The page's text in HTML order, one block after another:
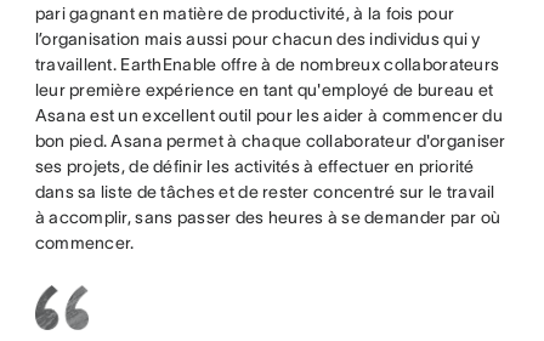
pari gagnant en matière de productivité, à la fois pour
l’organisation mais aussi pour chacun des individus qui y
travaillent. EarthEnable offre à de nombreux collaborateurs
leur première expérience en tant qu'employé de bureau et
Asana est un excellent outil pour les aider à commencer du
bon pied. Asana permet à chaque collaborateur d'organiser
ses projets, de définir les activités à effectuer en priorité
dans sa liste de tâches et de rester concentré sur le travail
à accomplir, sans passer des heures à se demander par où
commencer.